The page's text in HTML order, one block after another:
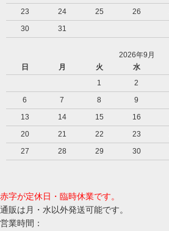
23
24 25 26
30
31
2026年9月
日
月 火 水
1
2
6
7 8 9
13
14 15 16
20
21 22 23
27
28 29 30
赤字が定休日・臨時休業です。
通販は月・水以外発送可能です。
営業時間：